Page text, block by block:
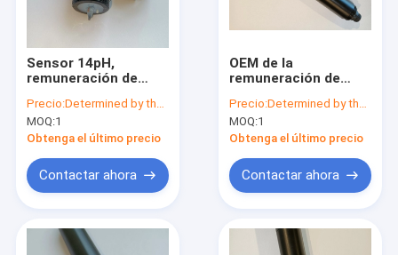
Sensor 14pH,
remuneración de
tratamiento de
aguas residuales de
temperatura del
Precio:Determined by the number of specific orders
MOQ:1
Obtenga el último precio
Contactar ahora
OEM de la
remuneración de
punta de prueba RTU
del electrodo de las
aguas residuales pH
Precio:Determined by the number of specific orders
MOQ:1
Obtenga el último precio
Contactar ahora